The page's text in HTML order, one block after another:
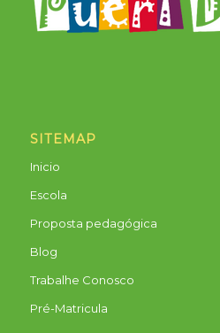
SITEMAP
Inicio
Escola
Proposta pedagógica
Blog
Trabalhe Conosco
Pré-Matricula